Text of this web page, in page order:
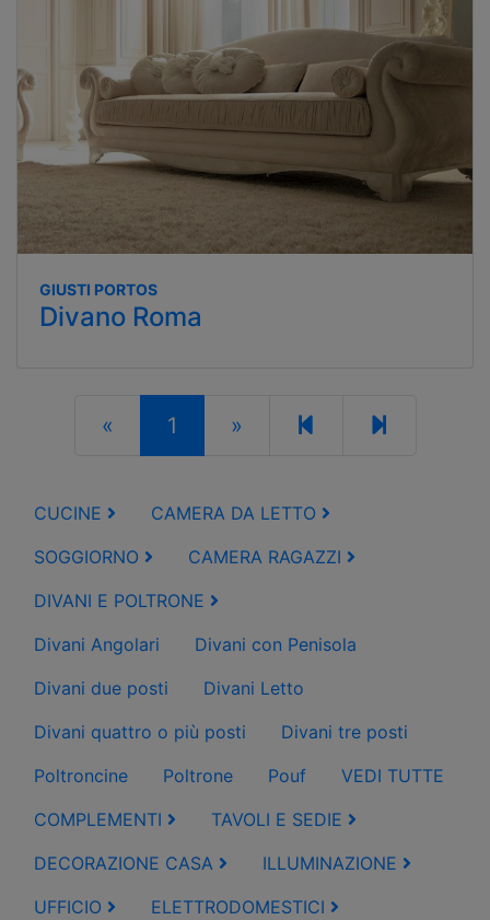
GIUSTI PORTOS
Divano Roma
« 1 »
CUCINE
CAMERA DA LETTO
SOGGIORNO
CAMERA RAGAZZI
DIVANI E POLTRONE
Divani Angolari
Divani con Penisola
Divani due posti
Divani Letto
Divani quattro o più posti
Divani tre posti
Poltroncine
Poltrone Pouf
VEDI TUTTE
COMPLEMENTI
TAVOLI E SEDIE
DECORAZIONE CASA
ILLUMINAZIONE
UFFICIO
ELETTRODOMESTICI